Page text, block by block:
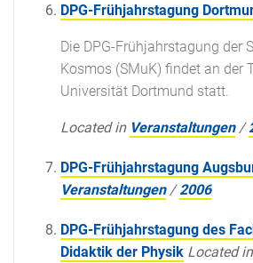
DPG-Frühjahrstagung
Die DPG-Frühjahrstagung der
Kosmos (SMuK) findet an der
Universität Dortmund statt.
Located in Veranstaltungen /
DPG-Frühjahrstagung
Veranstaltungen /2006
DPG-Frühjahrstagung des
Didaktik der Physik Located in